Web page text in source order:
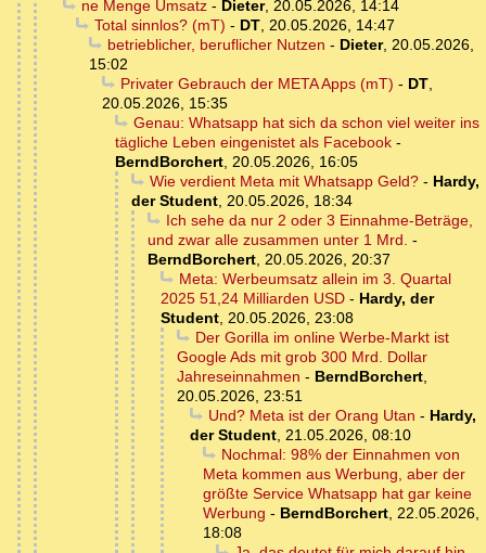
ne Menge Umsatz- Dieter, 20.05.2026, 14:14
Total sinnlos? (mT) - DT, 20.05.2026, 14:47
betrieblicher, beruflicher Nutzen - Dieter, 20.05.2026,
15:02
Privater Gebrauch der META Apps (mT) - DT,
20.05.2026, 15:35
Genau: Whatsapp hat sich da schon viel weiter ins
tägliche Leben eingenistet als Facebook -
BerndBorchert, 20.05.2026, 16:05
Wie verdient Meta mit Whatsapp Geld?- Hardy,
der Student, 20.05.2026, 18:34
Ich sehe da nur 2 oder 3 Einnahme-Beträge,
und zwar alle zusammen unter 1 Mrd. -
BerndBorchert, 20.05.2026, 20:37
Meta: Werbeumsatz allein im 3. Quartal
2025 51,24 Milliarden USD - Hardy, der
Student, 20.05.2026, 23:08
Der Gorilla im online Werbe-Markt ist
Google Ads mit grob 300 Mrd. Dollar
Jahreseinnahmen - BerndBorchert,
20.05.2026, 23:51
Und? Meta ist der Orang Utan - Hardy,
der Student, 21.05.2026, 08:10
Nochmal: 98% der Einnahmen von
Meta kommen aus Werbung, aber der
größte Service Whatsapp hat gar keine
Werbung - BerndBorchert, 22.05.2026,
18:08